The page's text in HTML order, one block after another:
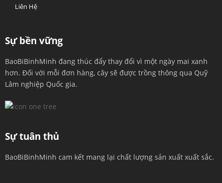
Liên Hệ
Sự bền vững
BaoBiBinhMinh đang thúc đẩy thay đổi vì một ngày mai xanh
hơn. Đối với mỗi đơn hàng, cây sẽ được trồng thông qua Quỹ
Lâm nghiệp Quốc gia.
Sự tuân thủ
BaoBiBinhMinh cam kết mang lại chất lượng sản xuất xuất sắc.